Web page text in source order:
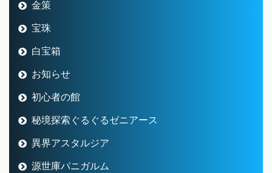
金策
宝珠
白宝箱
お知らせ
初心者の館
秘境探索ぐるぐるゼニアース
異界アスタルジア
源世庫パニガルム